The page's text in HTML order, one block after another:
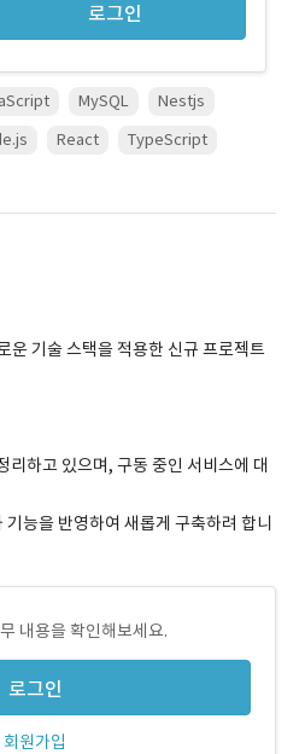
로그인
MySQL
Nestjs
React TypeScript
운 기술 스택을 적용한 신규 프로젝트
리하고 있으며, 구동 중인 서비스에 대
능을 반영하여 새롭게 구축하려 합니
내용을 확인해보세요.
로그인
회원가입